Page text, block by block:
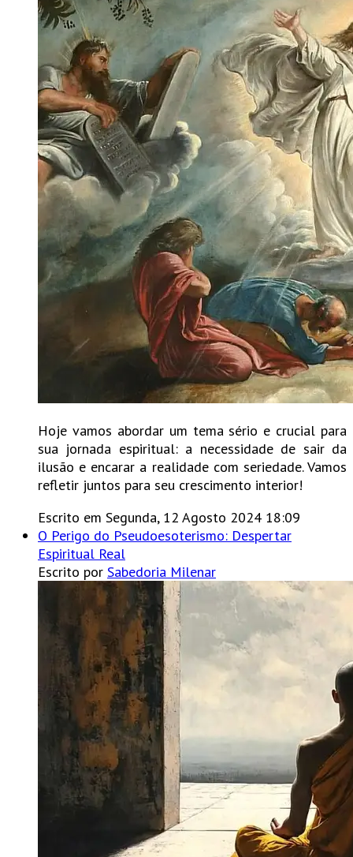
Hoje vamos abordar um tema sério e crucial para
sua jornada espiritual: a necessidade de sair da
ilusão e encarar a realidade com seriedade. Vamos
refletir juntos para seu crescimento interior!
Escrito em Segunda, 12 Agosto 2024 18:09
O Perigo do Pseudoesoterismo: Despertar
Espiritual Real
Escrito por Sabedoria Milenar